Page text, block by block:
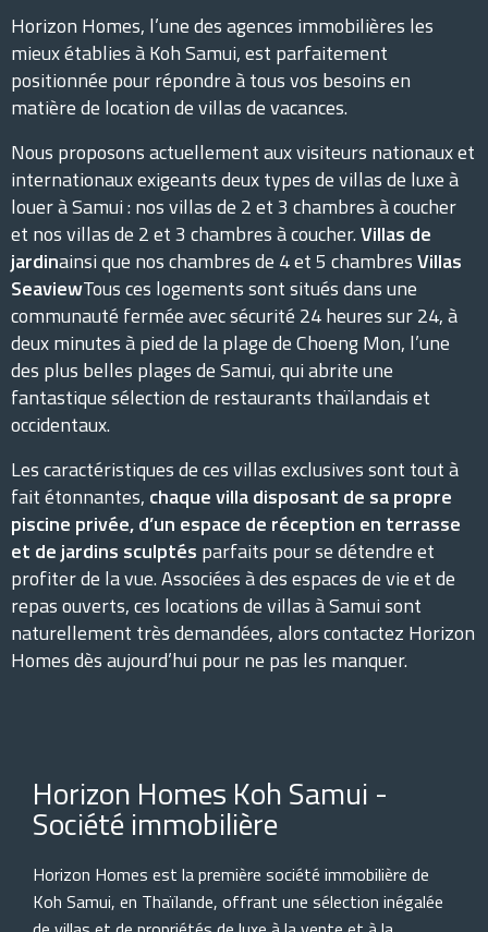
Horizon Homes, l’une des agences immobilières les
mieux établies à Koh Samui, est parfaitement
positionnée pour répondre à tous vos besoins en
matière de location de villas de vacances.
Nous proposons actuellement aux visiteurs nationaux et
internationaux exigeants deux types de villas de luxe à
louer à Samui : nos villas de 2 et 3 chambres à coucher
et nos villas de 2 et 3 chambres à coucher.Villas de
jardinainsi que nos chambres de 4 et 5 chambresVillas
SeaviewTous ces logements sont situés dans une
communauté fermée avec sécurité 24 heures sur 24, à
deux minutes à pied de la plage de Choeng Mon, l’une
des plus belles plages de Samui, qui abrite une
fantastique sélection de restaurants thaïlandais et
occidentaux.
Les caractéristiques de ces villas exclusives sont tout à
fait étonnantes, chaque villa disposant de sa propre
piscine privée, d’un espace de réception en terrasse
et de jardins sculptés parfaits pour se détendre et
profiter de la vue. Associées à des espaces de vie et de
repas ouverts, ces locations de villas à Samui sont
naturellement très demandées, alors contactez Horizon
Homes dès aujourd’hui pour ne pas les manquer.
Horizon Homes Koh Samui -
Société immobilière
Horizon Homes est la première société immobilière de
Koh Samui, en Thaïlande, offrant une sélection inégalée